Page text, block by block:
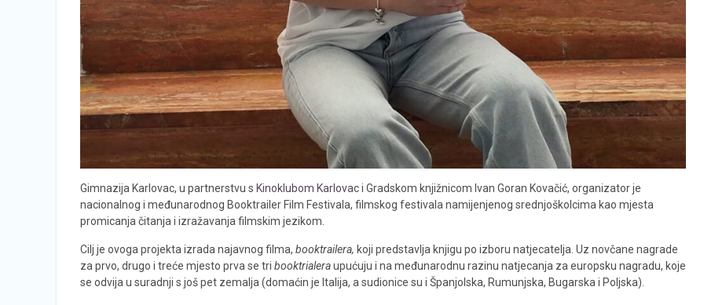
Gimnazija Karlovac, u partnerstvu s Kinoklubom Karlovaci Gradskom knjižnicom Ivan Goran Kovačić, organizator je
nacionalnog i međunarodnog Booktrailer Film Festivala, filmskog festivala namijenjenog srednjoškolcima kao mjesta
promicanja čitanja i izražavanja filmskim jezikom.
Cilj je ovoga projekta izrada najavnog filma, booktrailera, koji predstavlja knjigu po izboru natjecatelja. Uz novčane nagrade
za prvo, drugo i treće mjesto prva se tri booktrialeraupućuju i na međunarodnu razinu natjecanja za europsku nagradu, koje
se odvija u suradnji s još pet zemalja (domaćin je Italija, a sudionice su i Španjolska, Rumunjska, Bugarska i Poljska).